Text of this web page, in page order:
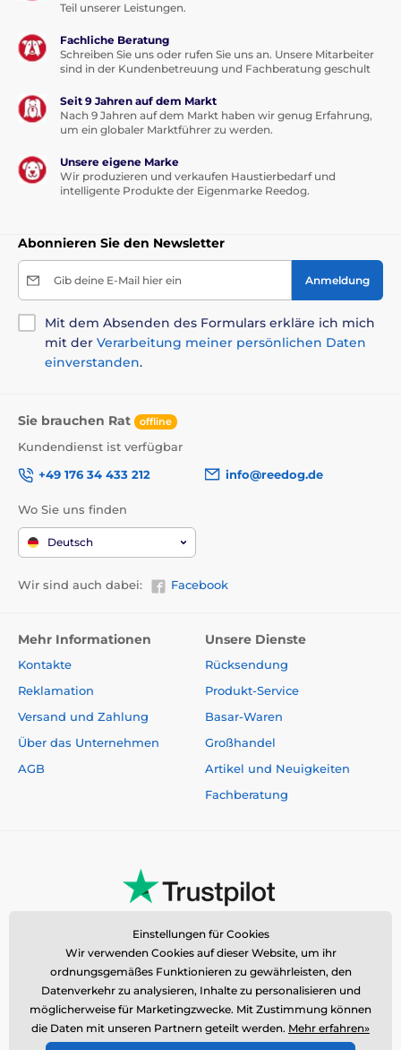
Teil unserer Leistungen.
Fachliche Beratung
Schreiben Sie uns oder rufen Sie uns an. Unsere Mitarbeiter
sind in der Kundenbetreuung und Fachberatung geschult
Seit 9 Jahren auf dem Markt
Nach 9 Jahren auf dem Markt haben wir genug Erfahrung,
um ein globaler Marktführer zu werden.
Unsere eigene Marke
Wir produzieren und verkaufen Haustierbedarf und
intelligente Produkte der Eigenmarke Reedog.
Abonnieren Sie den Newsletter
Gib deine E-Mail hier ein Anmeldung
Mit dem Absenden des Formulars erkläre ich mich
mit der Verarbeitung meiner persönlichen Daten
einverstanden.
Sie brauchen Rat offline
Kundendienst ist verfügbar
+49 176 34 433 212
info@reedog.de
Wo Sie uns finden
Deutsch
Wir sind auch dabei: Facebook
Mehr Informationen
Kontakte
Reklamation
Versand und Zahlung
Über das Unternehmen
AGB
Unsere Dienste
Rücksendung
Produkt-Service
Basar-Waren
Großhandel
Artikel und Neuigkeiten
Fachberatung
Einstellungen für Cookies
Wir verwenden Cookies auf dieser Website, um ihr
ordnungsgemäßes Funktionieren zu gewährleisten, den
Datenverkehr zu analysieren, Inhalte zu personalisieren und
möglicherweise für Marketingzwecke. Mit Zustimmung können
die Daten mit unseren Partnern geteilt werden. Mehr erfahren»